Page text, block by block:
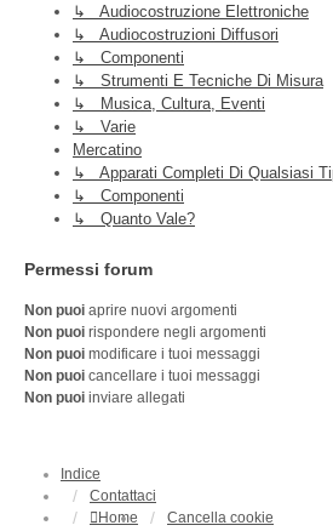
↳ Audiocostruzione Elettroniche
↳ Audiocostruzioni Diffusori
↳ Componenti
↳ Strumenti E Tecniche Di Misura
↳ Musica, Cultura, Eventi
↳ Varie
Mercatino
↳ Apparati Completi Di Qualsiasi
↳ Componenti
↳ Quanto Vale?
Permessi forum
Non puoi aprire nuovi argomenti
Non puoi rispondere negli argomenti
Non puoi modificare i tuoi messaggi
Non puoi cancellare i tuoi messaggi
Non puoi inviare allegati
Indice
Contattaci
Home
Cancella cookie